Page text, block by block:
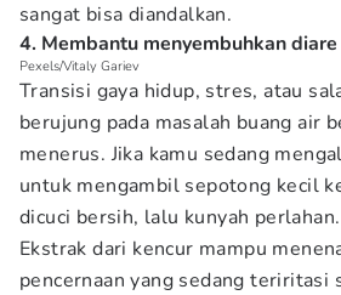
sangat bisa diandalkan.
4. Membantu menyembuhkan diare
Pexels/Vitaly Gariev
Transisi gaya hidup, stres, atau
berujung pada masalah buang air
menerus. Jika kamu sedang
untuk mengambil sepotong kecil
dicuci bersih, lalu kunyah perlahan.
Ekstrak dari kencur mampu
pencernaan yang sedang teriritasi